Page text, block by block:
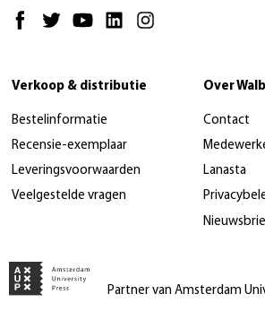
Verkoop & distributie
Bestelinformatie
Recensie-exemplaar
Leveringsvoorwaarden
Veelgestelde vragen
Over
Contact
Lanasta
Partner van Amsterdam